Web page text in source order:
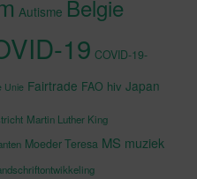
Autisme Belgie
19 COVID-19-
Unie Fairtrade FAO hiv Japan
Martin Luther King
Moeder Teresa MS muziek